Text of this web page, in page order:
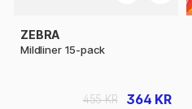
ZEBRA
Mildliner 15-pack
364 KR
455 KR